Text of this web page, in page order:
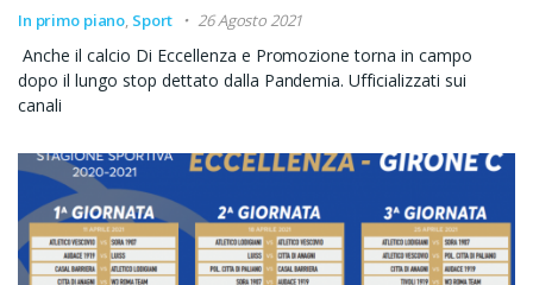
In primo piano Sport 26 Agosto 2021
Anche il calcio Di Eccellenza e Promozione torna in campo
dopo il lungo stop dettato dalla Pandemia. Ufficializzati sui
canali